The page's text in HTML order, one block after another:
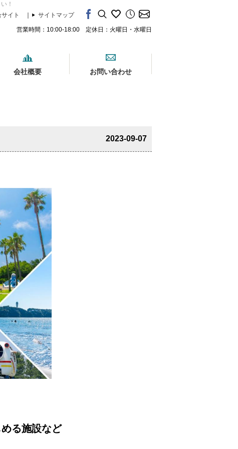
！
イト
サイトマップ
営業時間：10:00-18:00 定休日：火曜日・水曜日
会社概要 お問い合わせ
2023-09-07
る施設など